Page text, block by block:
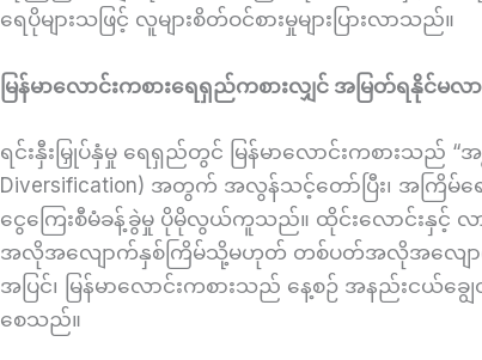
ရေပိုများသဖြင့် လူများစိတ်ဝင်စားမှုများပြားလာသည်။
မြန်မာလောင်းကစားရေရှည်ကစားလျှင် အမြတ်ရနိုင်မလာ
ရင်းနှီးမြှုပ်နှံမှု ရေရှည်တွင် မြန်မာလောင်းကစားသည် “အန္
Diversification) အတွက် အလွန်သင့်တော်ပြီး၊ အကြိမ်ရေ
ငွေကြေးစီမံခန့်ခွဲမှု ပိုမိုလွယ်ကူသည်။ ထိုင်းလောင်းနှင့်
အလိုအလျောက်နှစ်ကြိမ်သို့မဟုတ် တစ်ပတ်အလိုအလျော
အပြင်၊ မြန်မာလောင်းကစားသည် နေ့စဉ် အနည်းငယ်ချွေတ
စေသည်။